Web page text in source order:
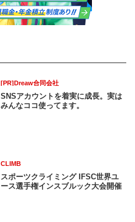
[PR]Dreaw合同会社
SNSアカウントを着実に成長。実は
みんなココ使ってます。
CLIMB
スポーツクライミング IFSC世界ユ
ース選手権インスブルック大会開催